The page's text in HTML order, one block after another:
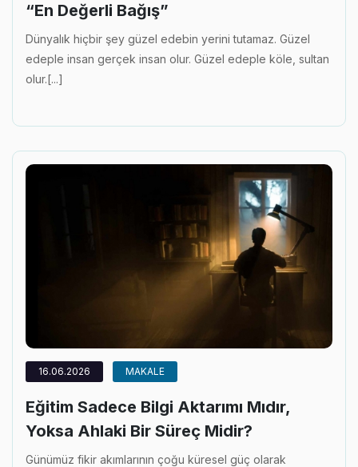
“En Değerli Bağış”
Dünyalık hiçbir şey güzel edebin yerini tutamaz. Güzel
edeple insan gerçek insan olur. Güzel edeple köle, sultan
olur.[...]
16.06.2026 MAKALE
Eğitim Sadece Bilgi Aktarımı Mıdır,
Yoksa Ahlaki Bir Süreç Midir?
Günümüz fikir akımlarının çoğu küresel güç olarak